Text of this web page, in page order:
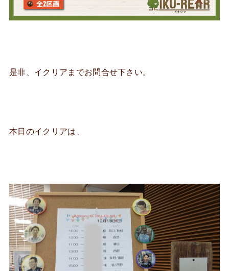
是非、イクリアまでお問合せ下さい。
本日のイクリアは、